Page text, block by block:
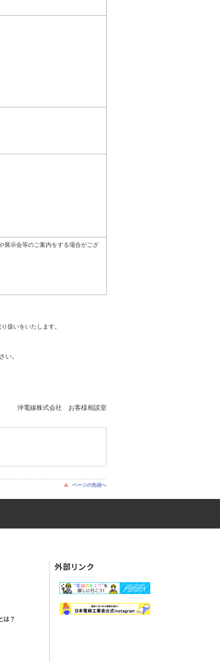
展示会等のご案内をする場合がござ
扱いをいたします。
い。
沖電線株式会社 お客様相談室
ページの先頭へ
は？
外部リンク